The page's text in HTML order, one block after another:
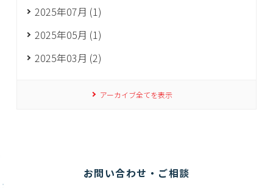
2025年07月 (1)
2025年05月 (1)
2025年03月 (2)
アーカイブ全てを表示
お問い合わせ・ご相談